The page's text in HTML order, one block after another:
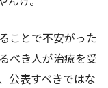
ことで不安がった
べき人が治療を受
公表すべきではな